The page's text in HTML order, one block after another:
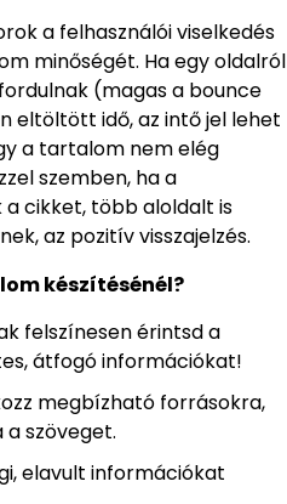
a felhasználói viselkedés
minőségét. Ha egy oldalról
(magas a bounce
eltöltött idő, az intő jel lehet
a tartalom nem elég
szemben, ha a
a cikket, több aloldalt is
az pozitív visszajelzés.
készítésénél?
felszínesen érintsd a
átfogó információkat!
megbízható forrásokra,
szöveget.
elavult információkat